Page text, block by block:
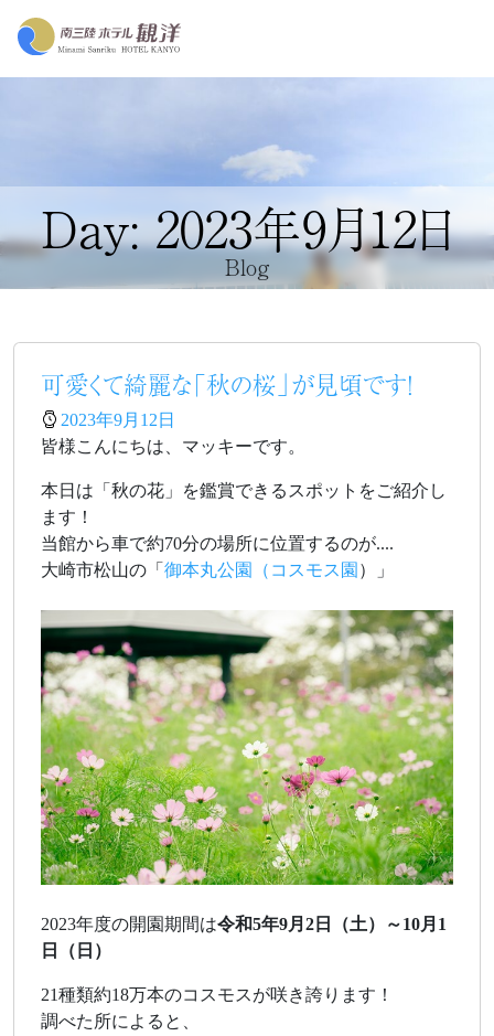
Day: 2023年9月12日
Blog
可愛くて綺麗な「秋の桜」が見頃です！
2023年9月12日
皆様こんにちは、マッキーです。
本日は「秋の花」を鑑賞できるスポットをご紹介し
ます！
当館から車で約70分の場所に位置するのが....
大崎市松山の「 御本丸公園（コスモス園 ）」
2023年度の開園期間は令和5年9月2日（土）～10月1
日（日）
21種類約18万本のコスモスが咲き誇ります！
調べた所によると、